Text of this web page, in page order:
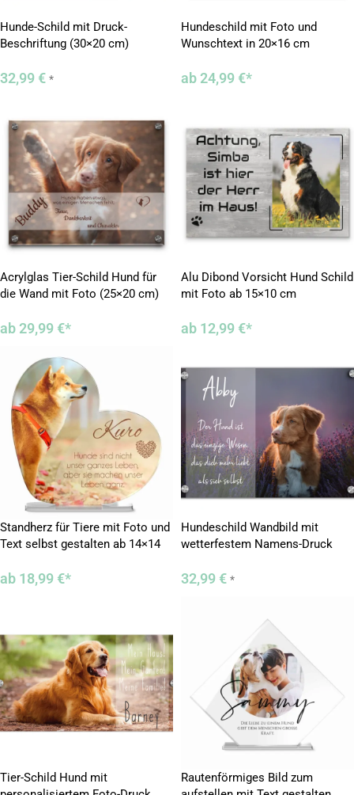
Hunde-Schild mit Druck-
Beschriftung (30×20 cm)
32,99 € *
Hundeschild mit Foto und
Wunschtext in 20×16 cm
ab24,99 €*
Acrylglas Tier-Schild Hund für
die Wand mit Foto (25×20 cm)
ab29,99 €*
Alu Dibond Vorsicht Hund Schild
mit Foto ab 15×10 cm
ab 12,99 €*
Standherz für Tiere mit Foto und
Text selbst gestalten ab 14×14
ab 18,99 €*
Hundeschild Wandbild mit
wetterfestem Namens-Druck
32,99 € *
Tier-Schild Hund mit
Rautenförmiges Bild zum